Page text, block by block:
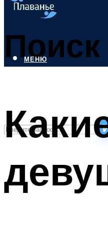
Поиск
ПЛАВАНЬЕ ДЛЯ ДЕТЕЙ
ПЛАВАНЬЕ ДЛЯ
МЕНЮ